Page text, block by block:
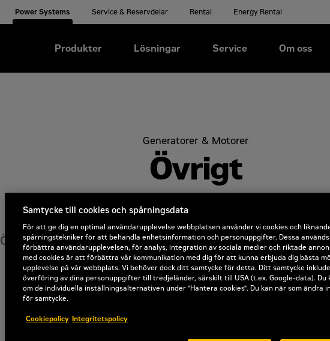
Power Systems Service & Reservdelar Rental Energy Rental
Produkter Lösningar Service Om oss
Generatorer & Motorer
Övrigt
Övrigt
Samtycke till cookies och spårningsdata
För att ge dig en optimal användarupplevelse webbplatsen använder vi cookies och
spårningstekniker för att behandla enhetsinformation och personuppgifter. Dessa
förbättra användarupplevelsen, för analys, integration av sociala medier och riktade
med cookies är att förbättra vår kommunikation med dig för att kunna erbjuda dig bästa
upplevelse på vår webbplats. Vi behöver dock ditt samtycke för detta. Ditt samtycke
överföring av dina personuppgifter till tredjeländer, särskilt till USA (t.ex. Google-data). Du
om de individuella inställningsalternativen under "Hantera cookies". Du kan när som ändra
för samtycke.
Cookiepolicy Integritetspolicy